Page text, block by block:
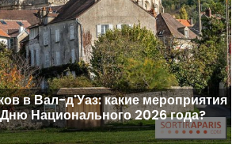
в Вал-д'Уаз: какие мероприятия
Национального 2026 года?